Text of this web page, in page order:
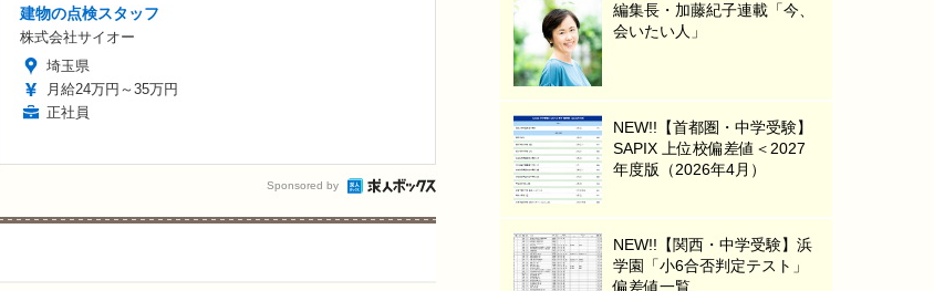
建物の点検スタッフ
株式会社サイオー
埼玉県
月給24万円～35万円
正社員
Sponsored by
編集長・加藤紀子連載「今、
会いたい人」
NEW!!【首都圏・中学受験】
SAPIX 上位校偏差値＜2027
年度版（2026年4月）
NEW!!【関西・中学受験】浜
学園「小6合否判定テスト」
偏差値一覧